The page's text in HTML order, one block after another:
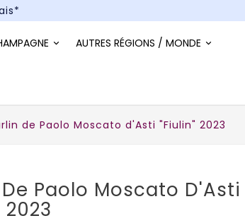
AUTRES RÉGIONS / MONDE
de Paolo Moscato d'Asti "Fiulin" 2023
Paolo Moscato D'Asti
2023